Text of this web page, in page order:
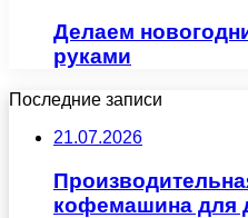
Делаем
руками
Последние записи
21.07.2026
кофемашина для